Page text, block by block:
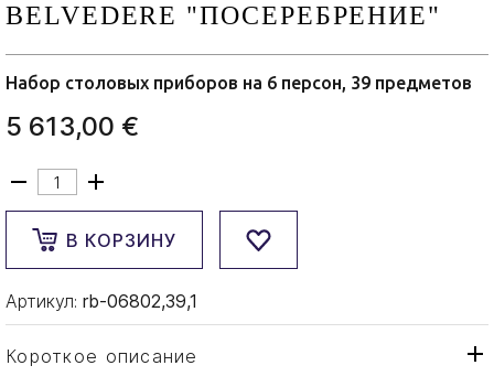
BELVEDERE "ПОСЕРЕБРЕНИЕ"
Набор столовых приборов на 6 персон, 39 предметов
5 613,00 €
В КОРЗИНУ
Артикул: rb-06802,39,1
Короткое описание